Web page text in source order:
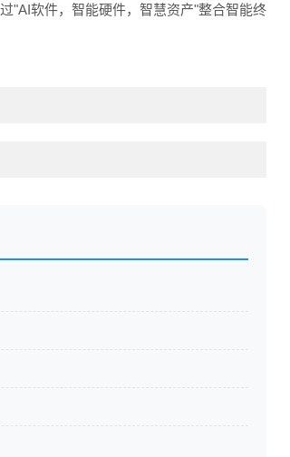
"AI软件，智能硬件，智慧资产"整合智能终